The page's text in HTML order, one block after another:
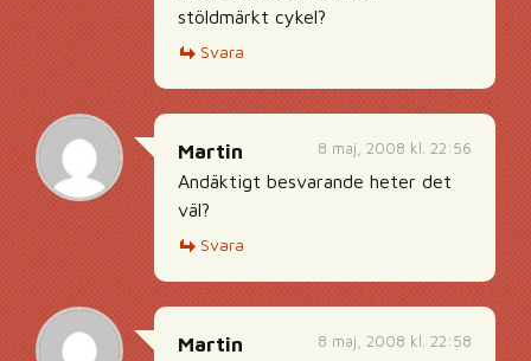
stöldmärkt cykel?
Svara
8 maj, 2008 kl. 22:56
Martin
Andäktigt besvarande heter det
väl?
Svara
8 maj, 2008 kl. 22:58
Martin